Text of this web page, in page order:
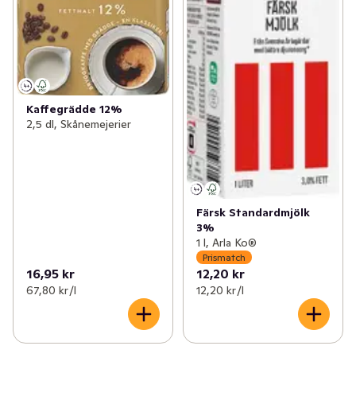
Kaffegrädde 12%
2,5 dl, Skånemejerier
16,95 kr
67,80 kr /l
Färsk Standardmjölk
3%
1 l, Arla Ko®
Prismatch
12,20 kr
12,20 kr /l